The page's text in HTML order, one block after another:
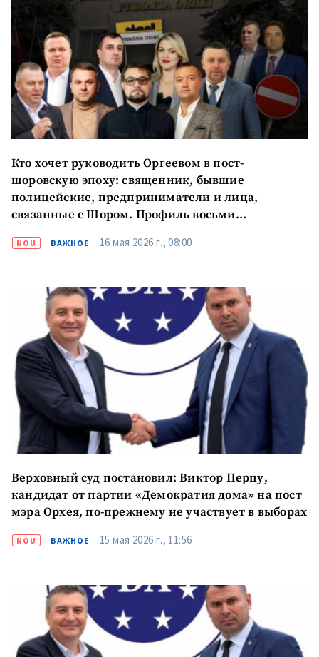
Отправить
информацию
О ZDG
în Română in English
Кто хочет руководить Оргеевом в пост-
шоровскую эпоху: священник, бывшие
полицейские, предприниматели и лица,
связанные с Шором. Профиль восьми
NOU ВАЖНОЕ 16 мая 2026 г., 08:00
Верховный суд постановил: Виктор Перцу,
кандидат от партии «Демократия дома» на пост
мэра Орхея, по-прежнему не участвует в выборах
NOU ВАЖНОЕ 15 мая 2026 г., 11:56